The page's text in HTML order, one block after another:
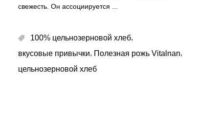
свежесть. Он ассоциируется
100% цельнозерновой хлеб,
вкусовые привычки, Полезная рожь Vitalnan,
цельнозерновой хлеб